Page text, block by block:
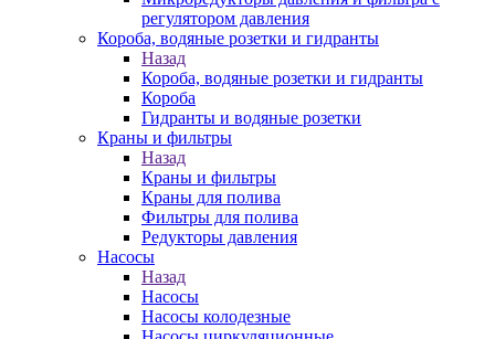
регулятором давления
Короба, водяные розетки и гидранты
Назад
Короба, водяные розетки и гидранты
Короба
Гидранты и водяные розетки
Краны и фильтры
Назад
Краны и фильтры
Краны для полива
Фильтры для полива
Редукторы давления
Насосы
Назад
Насосы
Насосы колодезные